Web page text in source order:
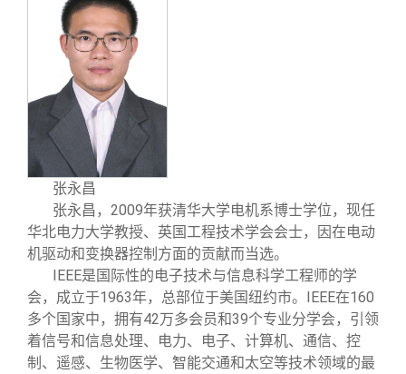
张永昌
张永昌 ， 2009年获清华大学电机系博士学位，现任
华北电力大学教授、英国工程技术学会会士，因在电动
机驱动和变换器控制方面的贡献而当选。
IEEE是国际性的电子技术与信息科学工程师的学
会，成立于1963年，总部位于美国纽约市。 IEEE在160
多个国家中，拥有42万多会员和39个专业分学会，引领
着信号和信息处理、电力、电子、计算机、通信、控
制、遥感、生物医学、智能交通和太空等技术领域的最